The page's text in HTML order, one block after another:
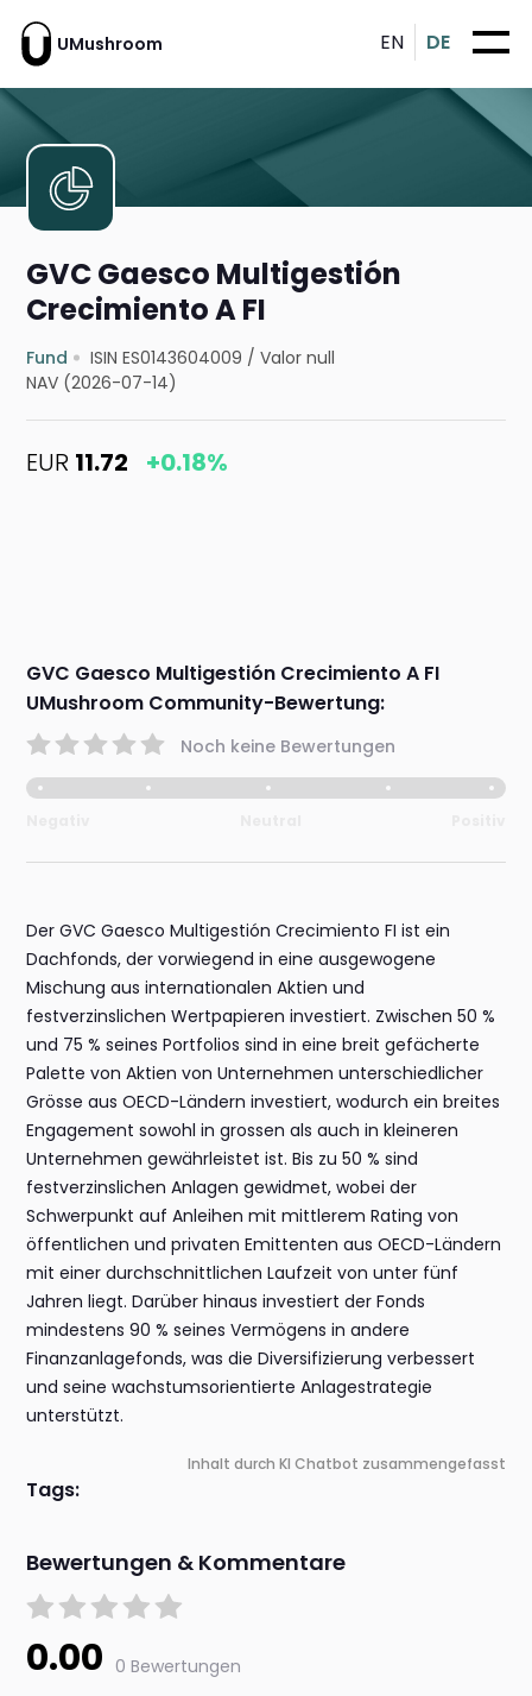
UMushroom EN DE
GVC Gaesco Multigestión
Crecimiento A FI
Fund ISIN ES0143604009 /Valor null
NAV (2026-07-14)
EUR 11.72 +0.18%
GVC Gaesco Multigestión Crecimiento A FI
UMushroom Community-Bewertung:
Noch keine Bewertungen
Der GVC Gaesco Multigestión Crecimiento FI ist ein
Dachfonds, der vorwiegend in eine ausgewogene
Mischung aus internationalen Aktien und
festverzinslichen Wertpapieren investiert. Zwischen 50 %
und 75 % seines Portfolios sind in eine breit gefächerte
Palette von Aktien von Unternehmen unterschiedlicher
Grösse aus OECD-Ländern investiert, wodurch ein breites
Engagement sowohl in grossen als auch in kleineren
Unternehmen gewährleistet ist. Bis zu 50 % sind
festverzinslichen Anlagen gewidmet, wobei der
Schwerpunkt auf Anleihen mit mittlerem Rating von
öffentlichen und privaten Emittenten aus OECD-Ländern
mit einer durchschnittlichen Laufzeit von unter fünf
Jahren liegt. Darüber hinaus investiert der Fonds
mindestens 90 % seines Vermögens in andere
Finanzanlagefonds, was die Diversifizierung verbessert
und seine wachstumsorientierte Anlagestrategie
unterstützt.
Inhalt durch KI Chatbot zusammengefasst
Tags:
Bewertungen & Kommentare
0.00 0 Bewertungen